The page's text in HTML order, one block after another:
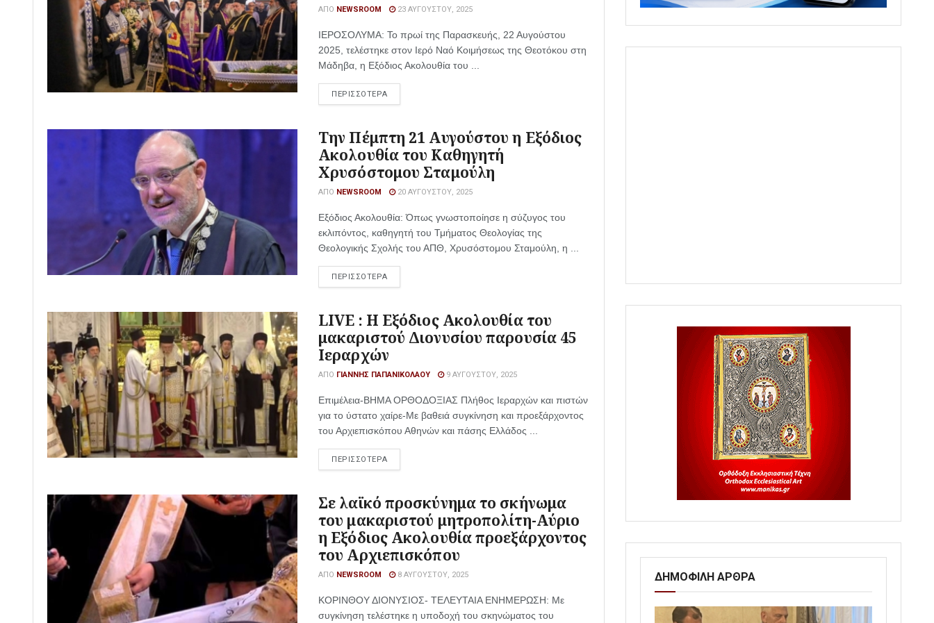
ΑΠΌ NEWSROOM 23 ΑΥΓΟΎΣΤΟΥ, 2025
ΙΕΡΟΣΟΛΥΜΑ: Το πρωί της Παρασκευής, 22 Αυγούστου
2025, τελέστηκε στον Ιερό Ναό Κοιμήσεως της Θεοτόκου στη
Μάδηβα, η Εξόδιος Ακολουθία του ...
ΠΕΡΙΣΣΟΤΕΡΑ
Την Πέμπτη 21 Αυγούστου η Εξόδιος
Ακολουθία του Καθηγητή
Χρυσόστομου Σταμούλη
ΑΠΌ NEWSROOM 20 ΑΥΓΟΎΣΤΟΥ, 2025
Εξόδιος Ακολουθία: Όπως γνωστοποίησε η σύζυγος του
εκλιπόντος, καθηγητή του Τμήματος Θεολογίας της
Θεολογικής Σχολής του ΑΠΘ, Χρυσόστομου Σταμούλη, η ...
ΠΕΡΙΣΣΟΤΕΡΑ
LIVE : Η Εξόδιος Ακολουθία του
μακαριστού Διονυσίου παρουσία 45
Ιεραρχών
ΑΠΌ ΓΙΆΝΝΗΣ ΠΑΠΑΝΙΚΟΛΆΟΥ 9 ΑΥΓΟΎΣΤΟΥ, 2025
Επιμέλεια-ΒΗΜΑ ΟΡΘΟΔΟΞΙΑΣ Πλήθος Ιεραρχών και πιστών
για το ύστατο χαίρε-Με βαθειά συγκίνηση και προεξάρχοντος
του Αρχιεπισκόπου Αθηνών και πάσης Ελλάδος ...
ΠΕΡΙΣΣΟΤΕΡΑ
Σε λαϊκό προσκύνημα το σκήνωμα
του μακαριστού μητροπολίτη-Αύριο
η Εξόδιος Ακολουθία προεξάρχοντος
του Αρχιεπισκόπου
ΑΠΌ NEWSROOM 8 ΑΥΓΟΎΣΤΟΥ, 2025
ΚΟΡΙΝΘΟΥ ΔΙΟΝΥΣΙΟΣ- ΤΕΛΕΥΤΑΙΑ ΕΝΗΜΕΡΩΣΗ: Με
συγκίνηση τελέστηκε η υποδοχή του σκηνώματος του
ΔΗΜΟΦΙΛΗ ΑΡΘΡΑ